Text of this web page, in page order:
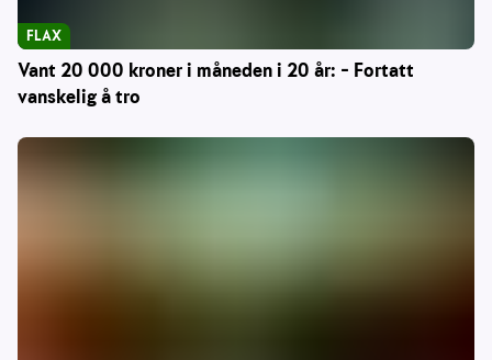
Vant 20 000 kroner i måneden i 20 år: – Fortatt
vanskelig å tro
FLAX